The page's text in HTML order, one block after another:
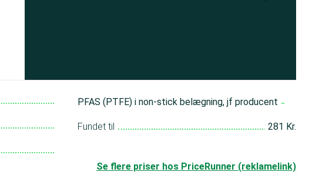
PFAS (PTFE) i non-stick belægning, jf producent
Fundet til 281 Kr.
Se flere priser hos PriceRunner (reklamelink)